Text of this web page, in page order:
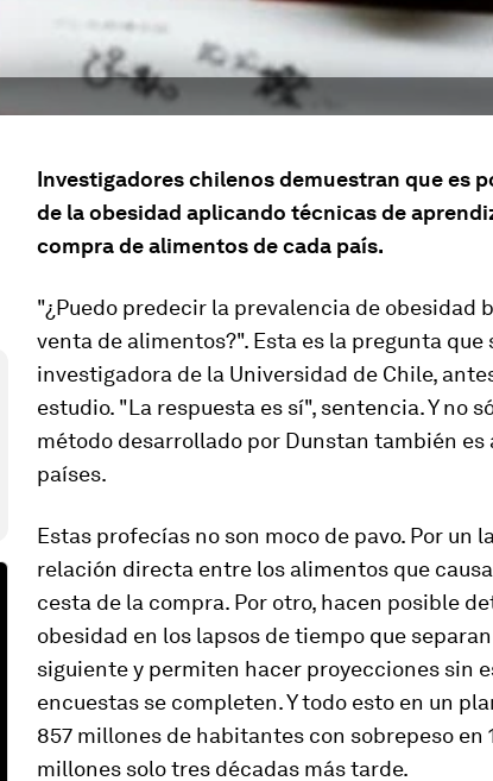
Investigadores chilenos demuestran que es
de la obesidad aplicando técnicas de
compra de alimentos de cada país.
"¿Puedo predecir la prevalencia de obesidad
venta de alimentos?". Esta es la pregunta que
investigadora de la Universidad de Chile,
estudio. "La respuesta es sí", sentencia. Y no
método desarrollado por Dunstan también
países.
Estas profecías no son moco de pavo. Por un
relación directa entre los alimentos que
cesta de la compra. Por otro, hacen posible
obesidad en los lapsos de tiempo que
siguiente y permiten hacer proyecciones sin
encuestas se completen. Y todo esto en un
857 millones de habitantes con sobrepeso en
millones solo tres décadas más tarde.